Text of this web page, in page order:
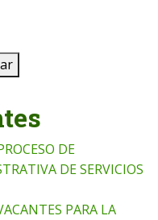
DE
DE SERVICIOS
PARA LA